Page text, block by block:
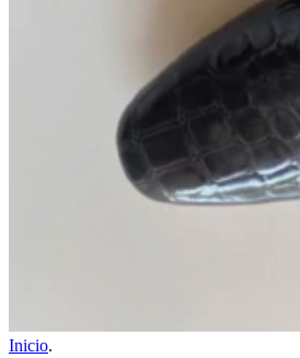
Inicio.